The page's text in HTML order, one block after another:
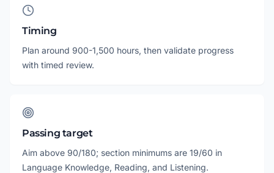
Timing
Plan around 900-1,500 hours, then validate progress
with timed review.
Passing target
Aim above 90/180; section minimums are 19/60 in
Language Knowledge, Reading, and Listening.